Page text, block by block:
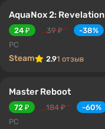
AquaNox 2: Revelation
24 ₽ 39 ₽
-38%
PC
Steam 2.91 отзыв
Master Reboot
72 ₽ 184 ₽
-60%
PC